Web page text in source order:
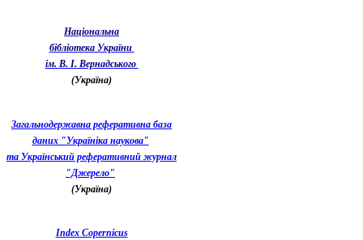
Національна
бібліотека України
ім. В. І. Вернадського
(Україна)
Загальнодержавна реферативна база
даних "Україніка наукова"
та Український реферативний журнал
"Джерело"
(Україна)
Index Copernicus